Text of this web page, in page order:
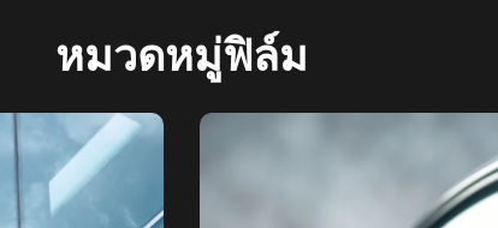
หมวดหมู่ฟิล์ม